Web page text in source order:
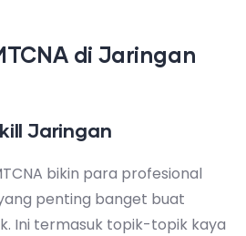
di Jaringan
Jaringan
bikin para profesional
penting banget buat
Ini termasuk topik-topik kaya